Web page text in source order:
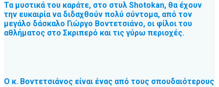
Τα μυστικά του καράτε, στο στυλ Shotokan, θα έχουν
την ευκαιρία να διδαχθούν πολύ σύντομα, από τον
μεγάλο δάσκαλο Γιώργο Βοντετσιάνο, οι φίλοι του
αθλήματος στο Σκριπερό και τις γύρω περιοχές.
Ο κ. Βοντετσιάνος είναι ένας από τους σπουδαιότερους